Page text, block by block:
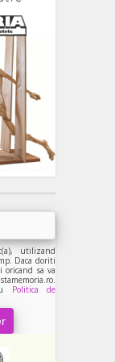
utilizand
Daca doriti
sa va
Politica de